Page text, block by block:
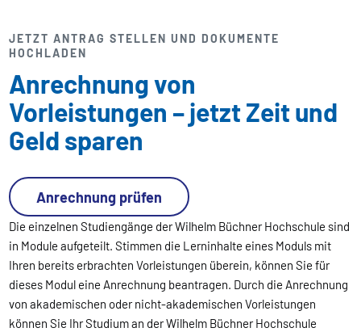
JETZT ANTRAG STELLEN UND DOKUMENTE
HOCHLADEN
Anrechnung von
Vorleistungen – jetzt Zeit und
Geld sparen
Die einzelnen Studiengänge der Wilhelm Büchner Hochschule sind
in Module aufgeteilt. Stimmen die Lerninhalte eines Moduls mit
Ihren bereits erbrachten Vorleistungen überein, können Sie für
dieses Modul eine Anrechnung beantragen. Durch die Anrechnung
von akademischen oder nicht-akademischen Vorleistungen
können Sie Ihr Studium an der Wilhelm Büchner Hochschule
Anrechnung prüfen